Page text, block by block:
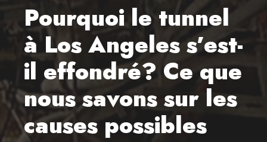
Pourquoi le tunnel
à Los Angeles s’est-
il effondré? Ce que
nous savons sur les
causes possibles